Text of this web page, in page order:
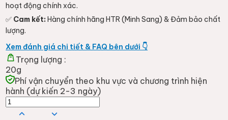
hoạt động chính xác.
✅ Cam kết: Hàng chính hãng HTR (Minh Sang) & Đảm bảo chất
lượng.
Xem đánh giá chi tiết & FAQ bên dưới 👇
Trọng lượng :
20g
Phí vận chuyển theo khu vực và chương trình hiện
hành (dự kiến 2-3 ngày)